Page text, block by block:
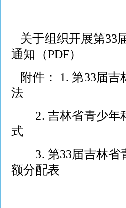
关于组织开展第33
通知（PDF）
附件： 1. 第33届
法
2. 吉林省青少
式
3. 第33届吉林
额分配表